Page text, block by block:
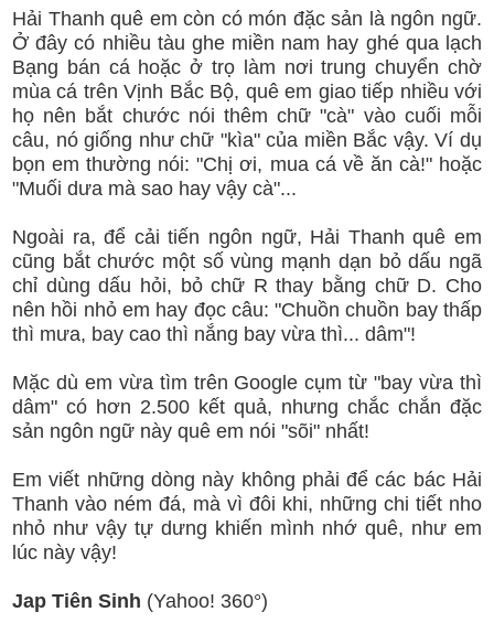
Hải Thanh quê em còn có món đặc sản là ngôn ngữ.
Ở đây có nhiều tàu ghe miền nam hay ghé qua lạch
Bạng bán cá hoặc ở trọ làm nơi trung chuyển chờ
mùa cá trên Vịnh Bắc Bộ, quê em giao tiếp nhiều với
họ nên bắt chước nói thêm chữ "cà" vào cuối mỗi
câu, nó giống như chữ "kìa" của miền Bắc vậy. Ví dụ
bọn em thường nói: "Chị ơi, mua cá về ăn cà!" hoặc
"Muối dưa mà sao hay vậy cà"...
Ngoài ra, để cải tiến ngôn ngữ, Hải Thanh quê em
cũng bắt chước một số vùng mạnh dạn bỏ dấu ngã
chỉ dùng dấu hỏi, bỏ chữ R thay bằng chữ D. Cho
nên hồi nhỏ em hay đọc câu: "Chuồn chuồn bay thấp
thì mưa, bay cao thì nắng bay vừa thì... dâm"!
Mặc dù em vừa tìm trên Google cụm từ "bay vừa thì
dâm" có hơn 2.500 kết quả, nhưng chắc chắn đặc
sản ngôn ngữ này quê em nói "sõi" nhất!
Em viết những dòng này không phải để các bác Hải
Thanh vào ném đá, mà vì đôi khi, những chi tiết nho
nhỏ như vậy tự dưng khiến mình nhớ quê, như em
lúc này vậy!
Jap Tiên Sinh (Yahoo! 360°)